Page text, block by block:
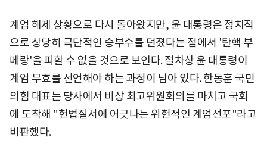
계엄 해제 상황으로 다시 돌아왔지만, 윤 대통령은 정치적
으로 상당히 극단적인 승부수를 던졌다는 점에서 '탄핵 부
메랑'을 피할 수 없을 것으로 보인다. 절차상 윤 대통령이
계엄 무효를 선언해야 하는 과정이 남아 있다. 한동훈 국민
의힘 대표는 당사에서 비상 최고위원회의를 마치고 국회
에 도착해 "헌법질서에 어긋나는 위헌적인 계엄선포"라고
비판했다.